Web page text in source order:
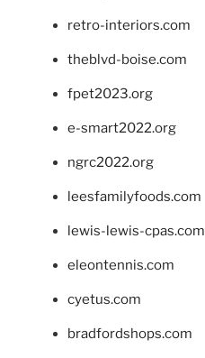
retro-interiors.com
theblvd-boise.com
fpet2023.org
e-smart2022.org
ngrc2022.org
leesfamilyfoods.com
lewis-lewis-cpas.com
eleontennis.com
cyetus.com
bradfordshops.com